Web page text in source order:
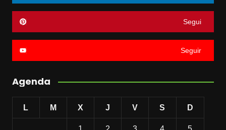
Segui
Seguir
Agenda
L M X J V S D